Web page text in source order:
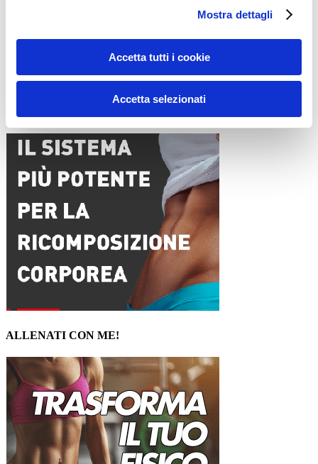
Mostra dettagli
Accetta tutti i cookie
Accetta selezionati
ALLENATI CON ME!